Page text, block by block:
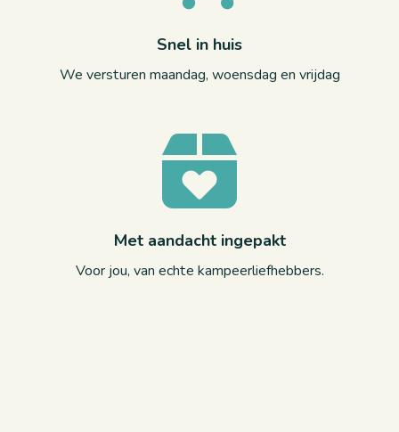
Snel in huis
We versturen maandag, woensdag en vrijdag
Met aandacht ingepakt
Voor jou, van echte kampeerliefhebbers.